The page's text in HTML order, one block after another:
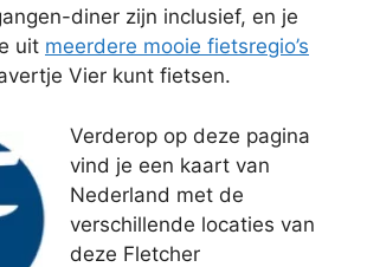
diner zijn inclusief, en je
uit meerdere mooie fietsregio’s
Vier kunt fietsen.
Verderop op deze pagina
vind je een kaart van
Nederland met de
verschillende locaties van
deze Fletcher